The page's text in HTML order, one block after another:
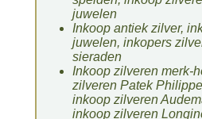
juwelen
Inkoop antiek zilver,
juwelen, inkopers
sieraden
Inkoop zilveren merk-
zilveren Patek
inkoop zilveren
inkoop zilveren